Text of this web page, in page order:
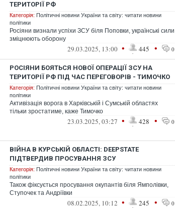
ТЕРИТОРІЇ РФ
Категорія: Політичні новини України та світу: читати новини
політики
Росіяни визнали успіхи ЗСУ біля Поповки, українські сили
зміцнюють оборону
29.03.2025, 13:00 • 445 • 0
РОСІЯНИ БОЯТЬСЯ НОВОЇ ОПЕРАЦІЇ ЗСУ НА
ТЕРИТОРІЇ РФ ПІД ЧАС ПЕРЕГОВОРІВ - ТИМОЧКО
Категорія: Політичні новини України та світу: читати новини
політики
Активізація ворога в Харківській і Сумській областях
тільки зростатиме, каже Тимочко
23.03.2025, 03:27 • 428 • 0
ВІЙНА В КУРСЬКІЙ ОБЛАСТІ: DEEPSTATE
ПІДТВЕРДИВ ПРОСУВАННЯ ЗСУ
Категорія: Політичні новини України та світу: читати новини
політики
Також фіксується просування окупантів біля Ямполівки,
Ступочек та Андріївки
08.02.2025, 10:12 • 245 • 0